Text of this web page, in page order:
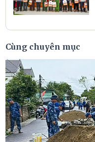
Cùng chuyên mục